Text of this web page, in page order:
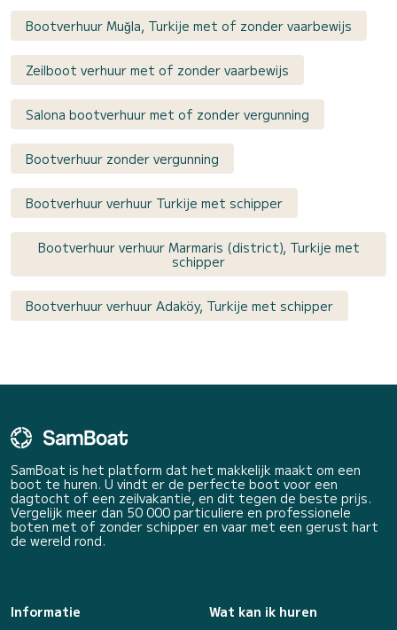
Bootverhuur Muğla, Turkije met of zonder vaarbewijs
Zeilboot verhuur met of zonder vaarbewijs
Salona bootverhuur met of zonder vergunning
Bootverhuur zonder vergunning
Bootverhuur verhuur Turkije met schipper
Bootverhuur verhuur Marmaris (district), Turkije met
schipper
Bootverhuur verhuur Adaköy, Turkije met schipper
SamBoat is het platform dat het makkelijk maakt om een
boot te huren. U vindt er de perfecte boot voor een
dagtocht of een zeilvakantie, en dit tegen de beste prijs.
Vergelijk meer dan 50 000 particuliere en professionele
boten met of zonder schipper en vaar met een gerust hart
de wereld rond.
Informatie
Wat kan ik huren